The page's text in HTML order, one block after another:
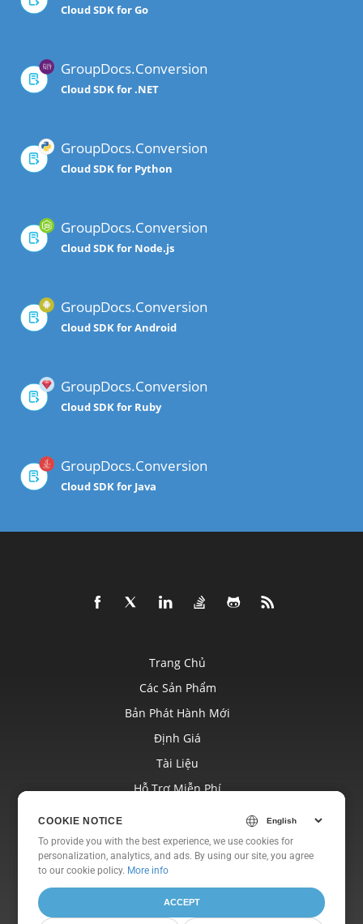
Cloud SDK for Go
GroupDocs.Conversion
Cloud SDK for .NET
GroupDocs.Conversion
Cloud SDK for Python
GroupDocs.Conversion
Cloud SDK for Node.js
GroupDocs.Conversion
Cloud SDK for Android
GroupDocs.Conversion
Cloud SDK for Ruby
GroupDocs.Conversion
Cloud SDK for Java
COOKIE NOTICE
To provide you with the best experience, we use cookies for
personalization, analytics, and ads. By using our site, you agree
toour cookie policy.
ACCEPT
Trang Chủ
Các Sản Phẩm
Bản Phát Hành Mới
Định Giá
Tài Liệu
Hỗ Trợ Miễn Phí
Trang Web
Về
COOKIE NOTICE
To provide you with the best experience, we use cookies for
personalization, analytics, and ads. By using our site, you agree
to our cookie policy. More info
ACCEPT